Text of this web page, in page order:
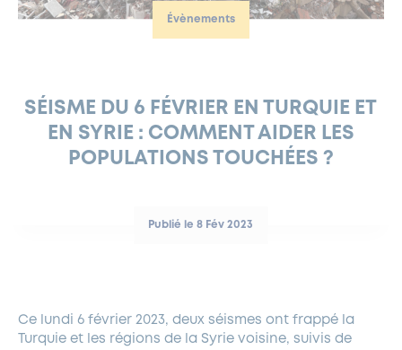
EAU POTABLE ET ASSAINISSEMENT
INFORMATIONS PRATIQUES
SUBVENTIONS
PANNEAUX D’AFFICHAGE LIBRE
GRÖBENZELL
DÉVELOPPEMENT DURABLE
ÉCONOMIES D’ÉNERGIE
DEMANDE D’ABATTAGE
Évènements
SÉISME DU 6 FÉVRIER EN TURQUIE ET
EN SYRIE : COMMENT AIDER LES
POPULATIONS TOUCHÉES ?
Publié le 8 Fév 2023
Ce lundi 6 février 2023, deux séismes ont frappé la
Turquie et les régions de la Syrie voisine, suivis de